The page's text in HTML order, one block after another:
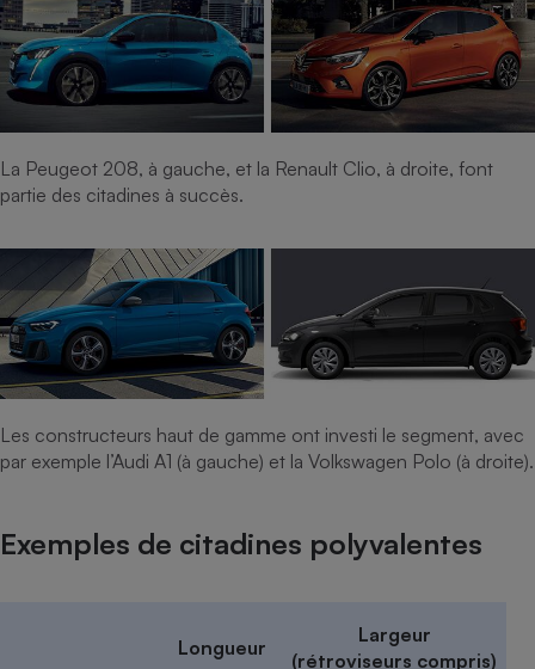
La Peugeot 208, à gauche, et la Renault Clio, à droite, font
partie des citadines à succès.
Les constructeurs haut de gamme ont investi le segment, avec
par exemple l’Audi A1 (à gauche) et la Volkswagen Polo (à droite).
Exemples de citadines polyvalentes
Longueur
Largeur
(rétroviseurs compris)